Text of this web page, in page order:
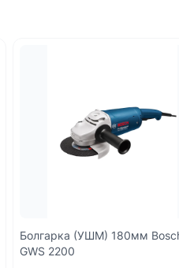
Болгарка (УШМ) 180мм
GWS 2200